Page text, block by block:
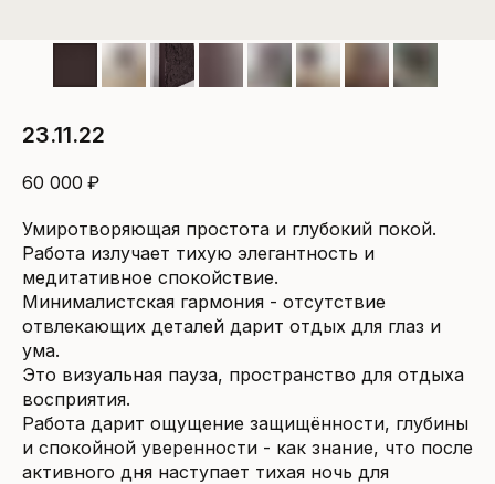
23.11.22
60 000 ₽
Умиротворяющая простота и глубокий покой.
Работа излучает тихую элегантность и
медитативное спокойствие.
Минималистская гармония - отсутствие
отвлекающих деталей дарит отдых для глаз и
ума.
Это визуальная пауза, пространство для отдыха
восприятия.
Работа дарит ощущение защищённости, глубины
и спокойной уверенности - как знание, что после
активного дня наступает тихая ночь для